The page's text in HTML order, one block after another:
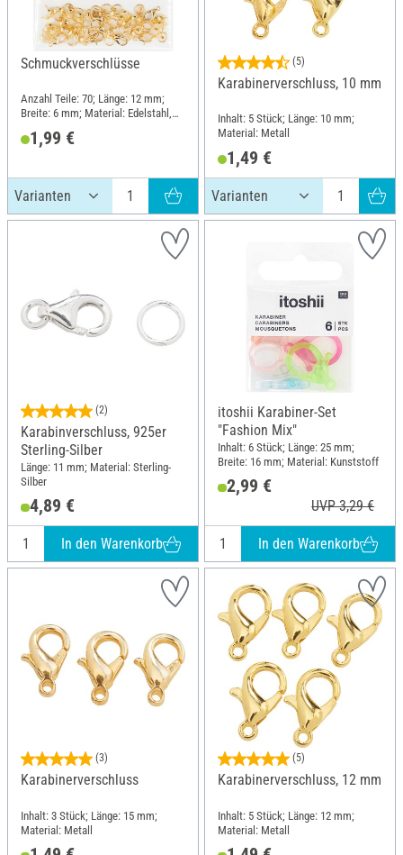
Schmuckverschlüsse
Anzahl Teile: 70; Länge: 12 mm;
Breite: 6 mm; Material: Edelstahl,
1,99 €
(5)
Karabinerverschluss, 10 mm
Inhalt: 5 Stück; Länge: 10 mm;
Material: Metall
1,49 €
(2)
Karabinverschluss, 925er
Sterling-Silber
Länge: 11 mm; Material: Sterling-
Silber
4,89 €
In den Warenkorb
itoshii Karabiner-Set
"Fashion Mix"
Inhalt: 6 Stück; Länge: 25 mm;
Breite: 16 mm; Material: Kunststoff
2,99 €
UVP 3,29 €
In den Warenkorb
(3)
Karabinerverschluss
Inhalt: 3 Stück; Länge: 15 mm;
Material: Metall
(5)
Karabinerverschluss, 12 mm
Inhalt: 5 Stück; Länge: 12 mm;
Material: Metall